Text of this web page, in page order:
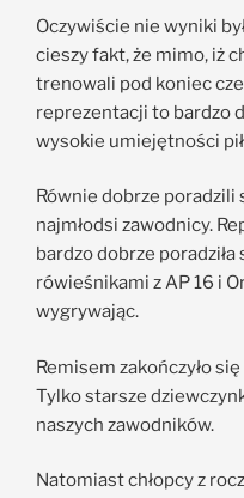
Oczywiście nie wyniki
cieszy fakt, że mimo, iż
trenowali pod koniec
reprezentacji to bardzo
wysokie umiejętności
Równie dobrze poradzili
najmłodsi zawodnicy.
bardzo dobrze
rówieśnikami z AP 16 i
wygrywając.
Remisem zakończyło
Tylko starsze
naszych zawodników.
Natomiast chłopcy z